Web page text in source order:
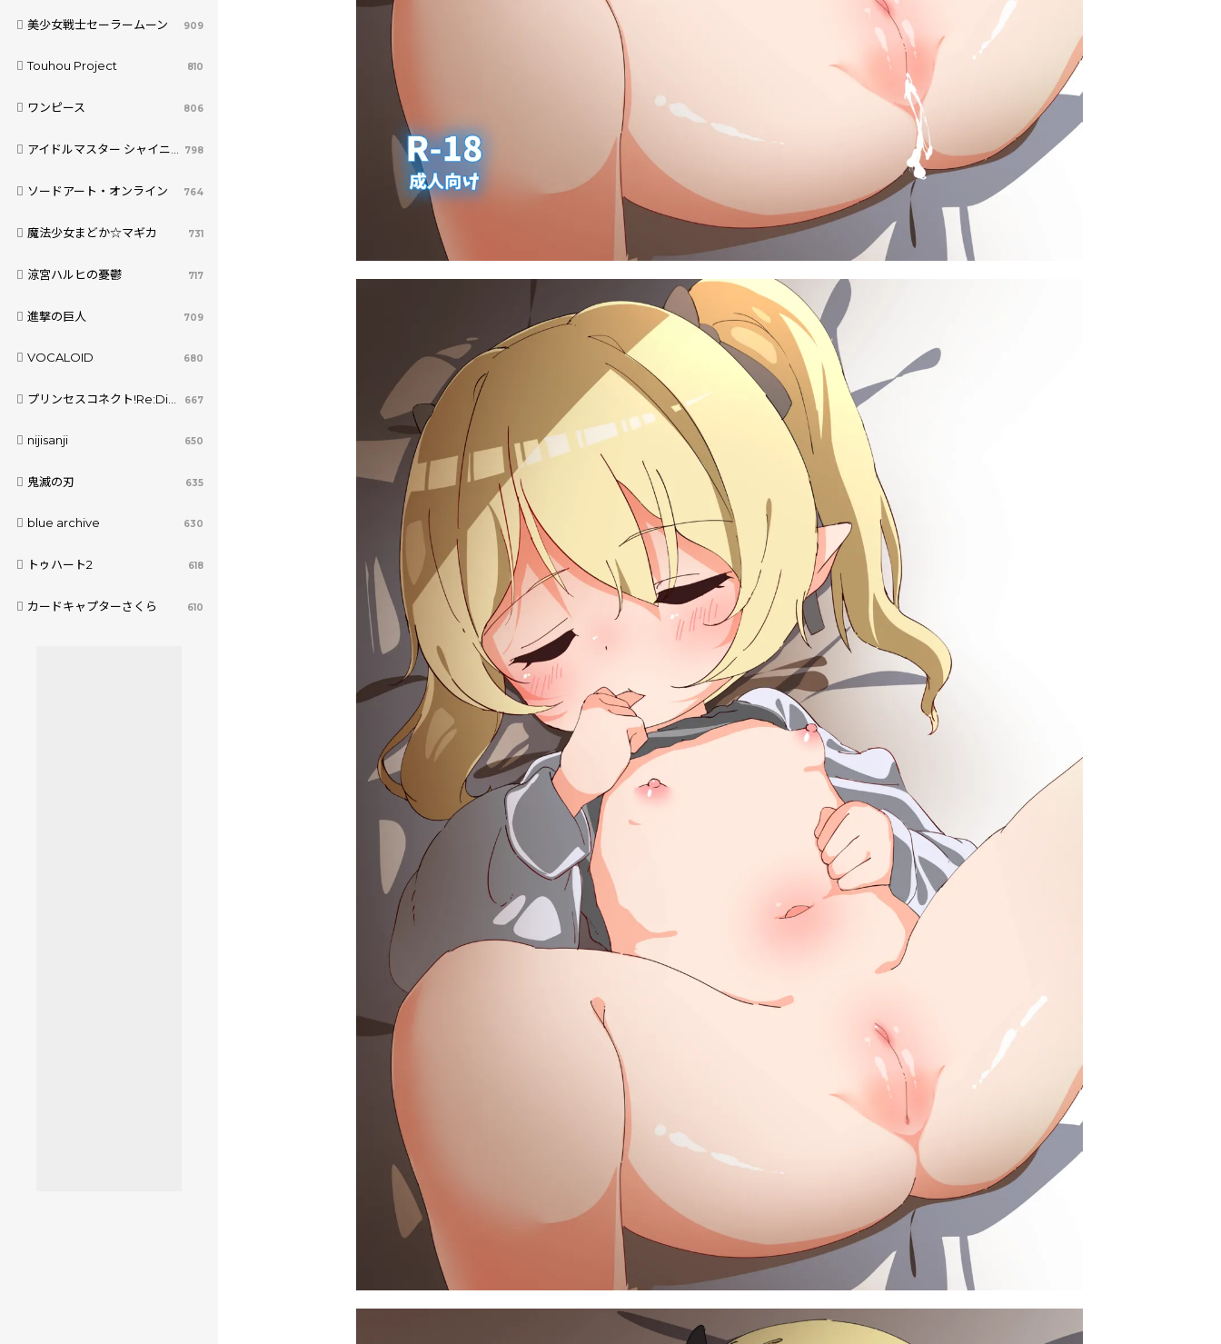
美少女戦士セーラームーン 909
Touhou Project 810
ワンピース 806
アイドルマスター シャイニーカラーズ 798
ソードアート・オンライン 764
魔法少女まどか☆マギカ 731
涼宮ハルヒの憂鬱 717
進撃の巨人 709
VOCALOID 680
プリンセスコネクト!Re:Dive 667
nijisanji 650
鬼滅の刃 635
blue archive 630
トゥハート2 618
カードキャプターさくら 610